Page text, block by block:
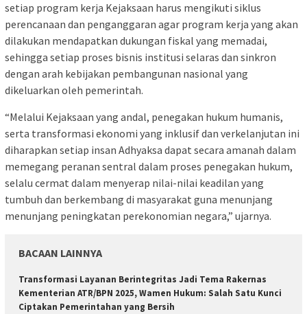
setiap program kerja Kejaksaan harus mengikuti siklus
perencanaan dan penganggaran agar program kerja yang akan
dilakukan mendapatkan dukungan fiskal yang memadai,
sehingga setiap proses bisnis institusi selaras dan sinkron
dengan arah kebijakan pembangunan nasional yang
dikeluarkan oleh pemerintah.
“Melalui Kejaksaan yang andal, penegakan hukum humanis,
serta transformasi ekonomi yang inklusif dan verkelanjutan ini
diharapkan setiap insan Adhyaksa dapat secara amanah dalam
memegang peranan sentral dalam proses penegakan hukum,
selalu cermat dalam menyerap nilai-nilai keadilan yang
tumbuh dan berkembang di masyarakat guna menunjang
menunjang peningkatan perekonomian negara,” ujarnya.
BACAAN LAINNYA
Transformasi Layanan Berintegritas Jadi Tema Rakernas
Kementerian ATR/BPN 2025, Wamen Hukum: Salah Satu Kunci
Ciptakan Pemerintahan yang Bersih